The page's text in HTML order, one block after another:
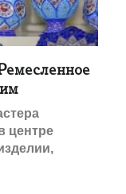
центре